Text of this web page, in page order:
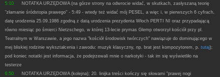
5:10
NOTATKA URZĘDOWA (na górze strony na odwrocie widać, w skutkach, zasłyszaną teorię
"złamanie śródstopia prawego" - 5:49 - wtedy też widać mój PESEL, a więc i, w pierwszych 6 cyfrach,
datę urodzenia 25.09.1986 zgodną z datą urodzenia prezydenta Włoch PERTI NI oraz przypadającą
równo miesiąc po śmierci Nietzschego, w której 13-lecie prymas Glemp otworzył kościół przy pl.
Teatralnym w Warszawie, a jego nazwa "kościół środowisk twórczych" nawiązuje do dominującego w
mej bliskiej rodzinie wykształcenia i zawodu: muzyk klasyczny, np. brat jest kompozytorem, p. tutaj);
pod koniec notatki jest informacja, że podejrzewali mnie o narkotyki - tak im się wyświetliło na
testerze
6:50
NOTATKA URZĘDOWA (kolejna); 20. linijka treści kończy się słowami "prawej nogi